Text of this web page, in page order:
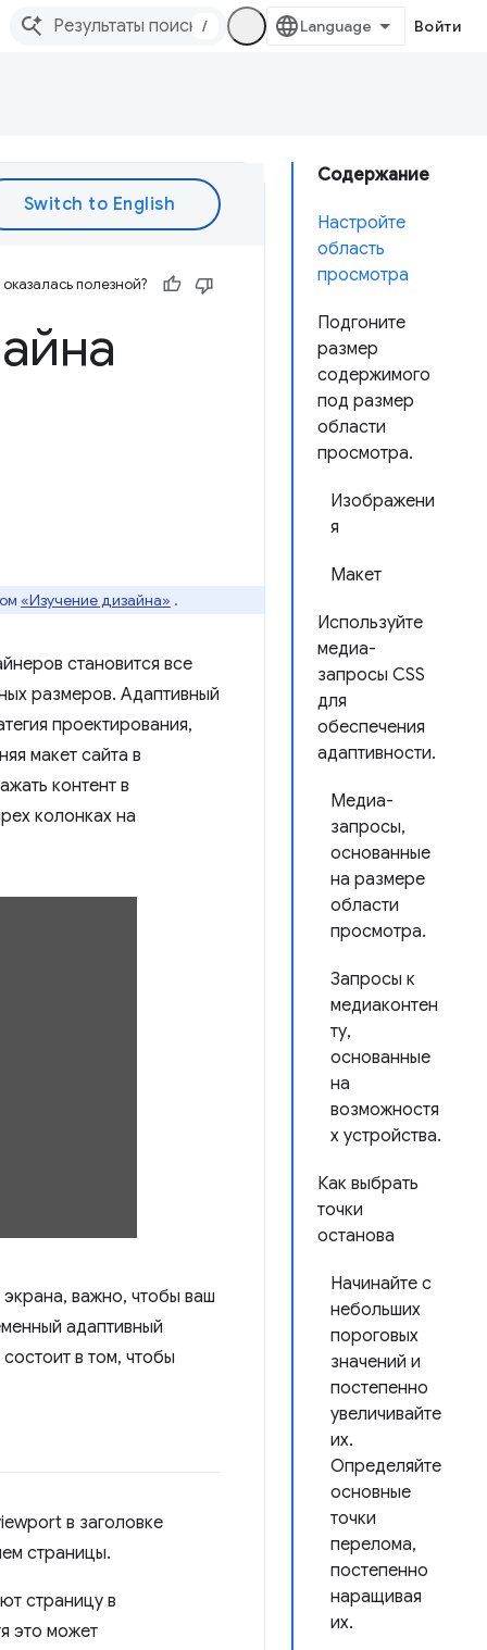
/ Войти
Содержание
Настройте
область
просмотра
Подгоните
размер
содержимого
под размер
области
просмотра.
Изображени
я
Макет
Используйте
медиа-
запросы CSS
для
обеспечения
адаптивности.
Медиа-
запросы,
основанные
на размере
области
просмотра.
Запросы к
медиаконтен
ту,
основанные
на
возможностя
х устройства.
Как выбрать
точки
останова
Начинайте с
небольших
пороговых
значений и
постепенно
увеличивайте
их.
Определяйте
основные
точки
перелома,
постепенно
наращивая
их.
полезной?
«Изучение дизайна» .
становится все
размеров. Адаптивный
проектирования,
макет сайта в
контент в
колонках на
важно, чтобы ваш
адаптивный
в том, чтобы
в заголовке
страницы.
страницу в
это может